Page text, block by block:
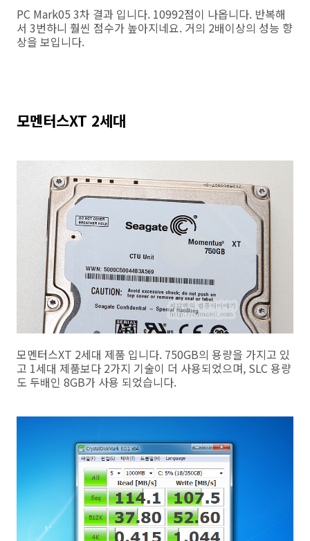
PC Mark05 3차 결과 입니다. 10992점이 나옵니다. 반복해
서 3번하니 훨씬 점수가 높아지네요. 거의 2배이상의 성능 향
상을 보입니다.
모멘터스XT 2세대
모멘터스XT 2세대 제품 입니다. 750GB의 용량을 가지고 있
고 1세대 제품보다 2가지 기술이 더 사용되었으며, SLC 용량
도 두배인 8GB가 사용 되었습니다.